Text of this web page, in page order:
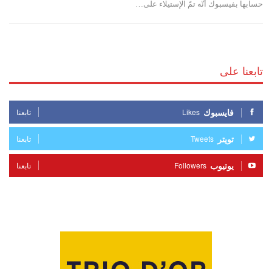
حسابها بفيسبوك أنّه تمّ الإستيلاء على…
تابعنا على
فايسبوك Likes تابعنا
تويتر Tweets تابعنا
يوتيوب Followers تابعنا